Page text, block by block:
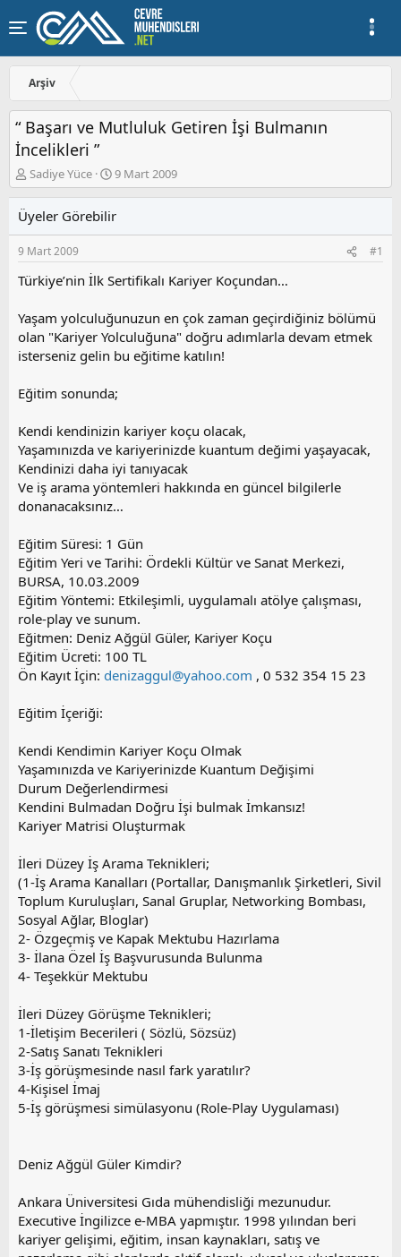
Arşiv
“ Başarı ve Mutluluk Getiren İşi Bulmanın
İncelikleri ”
K
o
u
y
u
a
l
a
t
a
Sadiye Yüce
B
a
l
a
ı
t
a
r
i
i
9 Mart 2009
Üyeler Görebilir
9 Mart 2009 #1
Türkiye’nin İlk Sertifikalı Kariyer Koçundan…
Yaşam yolculuğunuzun en çok zaman geçirdiğiniz bölümü
olan "Kariyer Yolculuğuna" doğru adımlarla devam etmek
isterseniz gelin bu eğitime katılın!
Eğitim sonunda;
Kendi kendinizin kariyer koçu olacak,
Yaşamınızda ve kariyerinizde kuantum değimi yaşayacak,
Kendinizi daha iyi tanıyacak
Ve iş arama yöntemleri hakkında en güncel bilgilerle
donanacaksınız…
Eğitim Süresi: 1 Gün
Eğitim Yeri ve Tarihi: Ördekli Kültür ve Sanat Merkezi,
BURSA, 10.03.2009
Eğitim Yöntemi: Etkileşimli, uygulamalı atölye çalışması,
role-play ve sunum.
Eğitmen: Deniz Ağgül Güler, Kariyer Koçu
Eğitim Ücreti: 100 TL
Ön Kayıt İçin: denizaggul@yahoo.com , 0 532 354 15 23
Eğitim İçeriği:
Kendi Kendimin Kariyer Koçu Olmak
Yaşamınızda ve Kariyerinizde Kuantum Değişimi
Durum Değerlendirmesi
Kendini Bulmadan Doğru İşi bulmak İmkansız!
Kariyer Matrisi Oluşturmak
İleri Düzey İş Arama Teknikleri;
(1-İş Arama Kanalları (Portallar, Danışmanlık Şirketleri, Sivil
Toplum Kuruluşları, Sanal Gruplar, Networking Bombası,
Sosyal Ağlar, Bloglar)
2- Özgeçmiş ve Kapak Mektubu Hazırlama
3- İlana Özel İş Başvurusunda Bulunma
4- Teşekkür Mektubu
İleri Düzey Görüşme Teknikleri;
1-İletişim Becerileri ( Sözlü, Sözsüz)
2-Satış Sanatı Teknikleri
3-İş görüşmesinde nasıl fark yaratılır?
4-Kişisel İmaj
5-İş görüşmesi simülasyonu (Role-Play Uygulaması)
Deniz Ağgül Güler Kimdir?
Ankara Üniversitesi Gıda mühendisliği mezunudur.
Executive İngilizce e-MBA yapmıştır. 1998 yılından beri
kariyer gelişimi, eğitim, insan kaynakları, satış ve